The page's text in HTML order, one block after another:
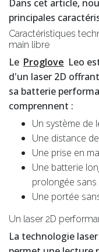
Dans cet article,
principales
Caractéristiques
main libre
Le Proglove Leo
d'un laser 2D
sa batterie
comprennent :
Un système de
Une distance
Une prise en
Une batterie
prolongée
Une portée
Un laser 2D
La technologie